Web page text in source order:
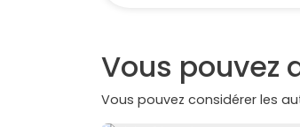
Vous pouvez
Vous pouvez considérer les